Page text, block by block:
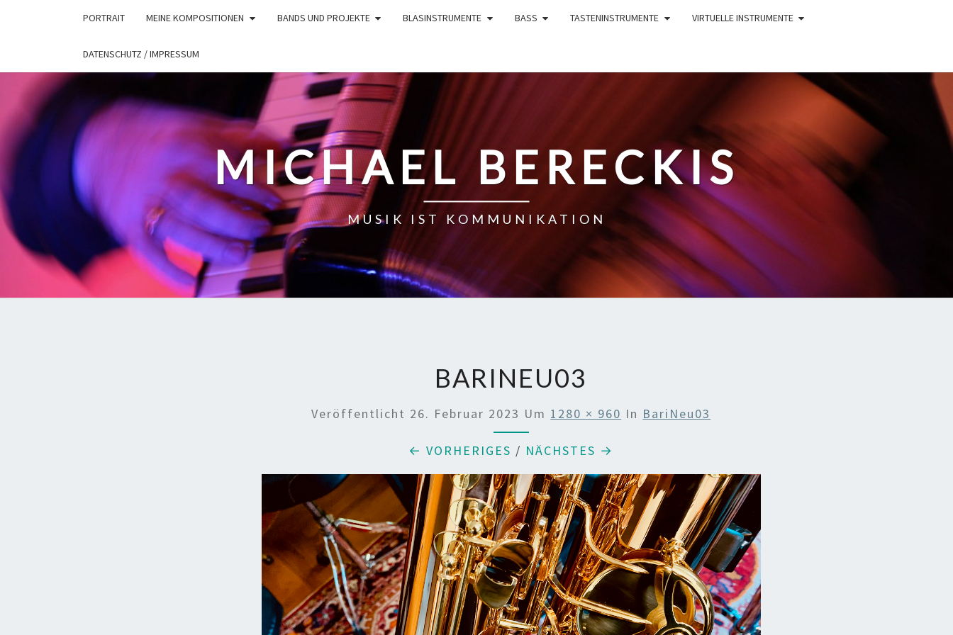
PORTRAIT MEINE KOMPOSITIONEN BANDS UND PROJEKTE BLASINSTRUMENTE BASS TASTENINSTRUMENTE VIRTUELLE INSTRUMENTE
DATENSCHUTZ / IMPRESSUM
MICHAEL BERECKIS
MUSIK IST KOMMUNIKATION
BARINEU03
Veröffentlicht 26. Februar 2023 Um 1280 × 960 In BariNeu03
← VORHERIGES / NÄCHSTES →